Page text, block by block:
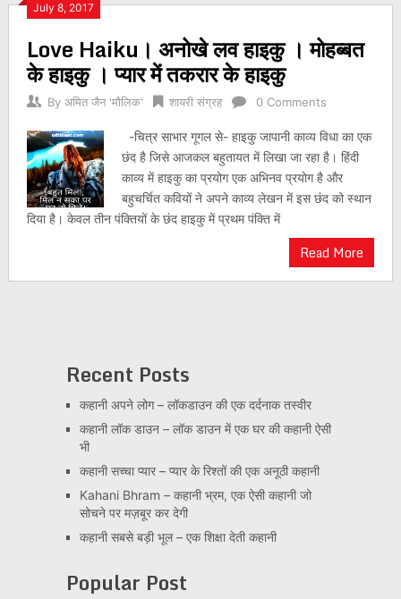
July 8, 2017
Love Haiku। अनोखे लव हाइकु । मोहब्बत
के हाइकु । प्यार में तकरार के हाइकु
By अमित जैन 'मौलिक' शायरी संग्रह 0 Comments
-चित्र साभार गूगल से- हाइकु जापानी काव्य विधा का एक
छंद है जिसे आजकल बहुतायत में लिखा जा रहा है। हिंदी
काव्य में हाइकु का प्रयोग एक अभिनव प्रयोग है और
बहुचर्चित कवियों ने अपने काव्य लेखन में इस छंद को स्थान
दिया है। केवल तीन पंक्तियों के छंद हाइकु में प्रथम पंक्ति में
Read More
Posts
navigation
Recent Posts
कहानी अपने लोग – लॉकडाउन की एक दर्दनाक तस्वीर
कहानी लॉक डाउन – लॉक डाउन में एक घर की कहानी ऐसी
भी
कहानी सच्चा प्यार – प्यार के रिश्तों की एक अनूठी कहानी
Kahani Bhram – कहानी भ्रम, एक ऐसी कहानी जो
सोचने पर मज़बूर कर देगी
कहानी सबसे बड़ी भूल – एक शिक्षा देती कहानी
Popular Post